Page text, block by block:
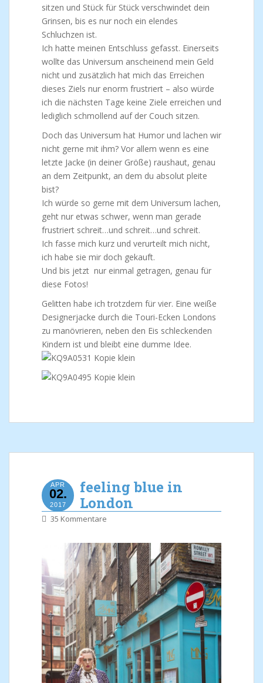
sitzen und Stück für Stück verschwindet dein
Grinsen, bis es nur noch ein elendes
Schluchzen ist.
Ich hatte meinen Entschluss gefasst. Einerseits
wollte das Universum anscheinend mein Geld
nicht und zusätzlich hat mich das Erreichen
dieses Ziels nur enorm frustriert – also würde
ich die nächsten Tage keine Ziele erreichen und
lediglich schmollend auf der Couch sitzen.
Doch das Universum hat Humor und lachen wir
nicht gerne mit ihm? Vor allem wenn es eine
letzte Jacke (in deiner Größe) raushaut, genau
an dem Zeitpunkt, an dem du absolut pleite
bist?
Ich würde so gerne mit dem Universum lachen,
geht nur etwas schwer, wenn man gerade
frustriert schreit…und schreit…und schreit.
Ich fasse mich kurz und verurteilt mich nicht,
ich habe sie mir doch gekauft.
Und bis jetzt nur einmal getragen, genau für
diese Fotos!
Gelitten habe ich trotzdem für vier. Eine weiße
Designerjacke durch die Touri-Ecken Londons
zu manövrieren, neben den Eis schleckenden
Kindern ist und bleibt eine dumme Idee.
APR
02.
2017
feeling blue in
London
35 Kommentare